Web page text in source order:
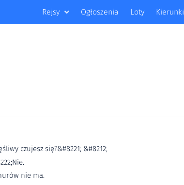
Rejsy Ogłoszenia Loty Kierunki
czujesz się?&#8221; &#8212;
nie ma.